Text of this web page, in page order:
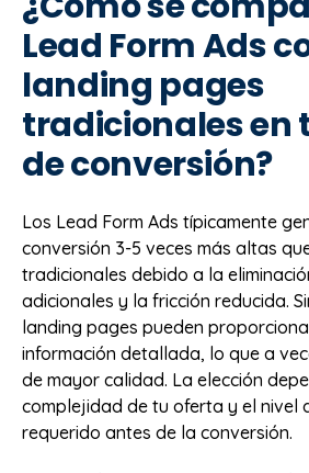
Lead Form Ads
landing pages
tradicionales en
de conversión?
Los Lead Form Ads típicamente
conversión 3-5 veces más altas
tradicionales debido a la
adicionales y la fricción reducida.
landing pages pueden
información detallada, lo que a
de mayor calidad. La elección
complejidad de tu oferta y el nivel
requerido antes de la conversión.